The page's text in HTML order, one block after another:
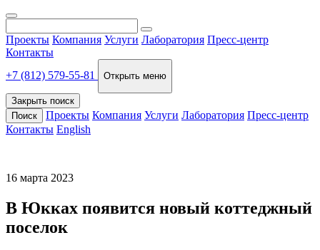
Проекты Компания Услуги Лаборатория Пресс-центр
Контакты
+7 (812) 579-55-81
Открыть меню
Закрыть поиск
Поиск
Проекты Компания Услуги Лаборатория Пресс-центр
Контакты English
16 марта 2023
В Юкках появится новый коттеджный
поселок